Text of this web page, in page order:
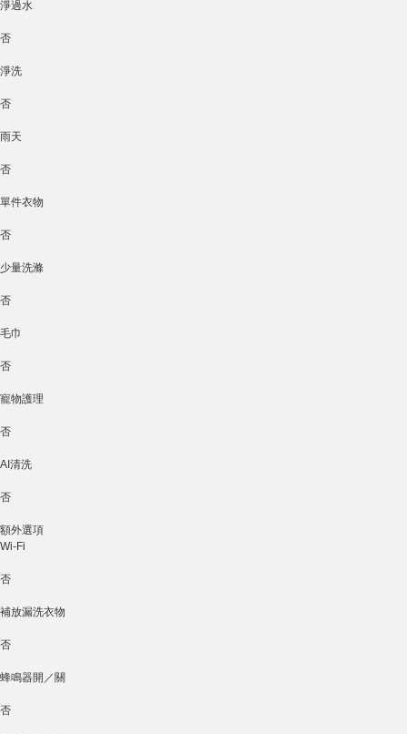
淨過水
否
淨洗
否
雨天
否
單件衣物
否
少量洗滌
否
毛巾
否
寵物護理
否
AI清洗
否
額外選項
Wi-Fi
否
補放漏洗衣物
否
蜂鳴器開／關
否